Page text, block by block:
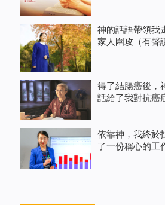
神的話語帶領我
家人圍攻（有聲
得了結腸癌後，
話給了我對抗癌
依靠神，我終於
了一份稱心的工